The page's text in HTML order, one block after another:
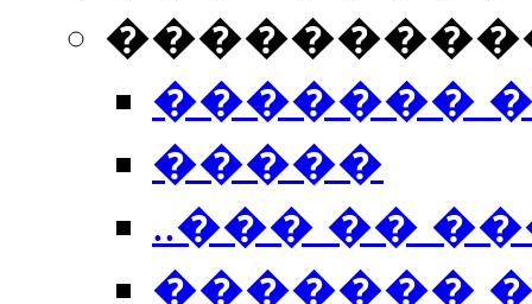
�������
�����
..��� ��
�������